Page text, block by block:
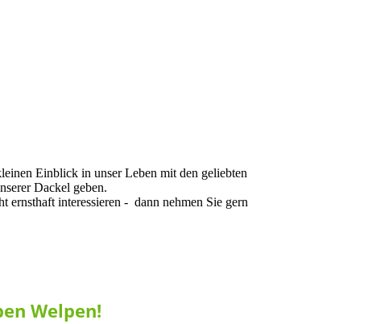
Einblick in unser Leben mit den geliebten
Dackel geben.
ernsthaft interessieren - dann nehmen Sie gern
Welpen!